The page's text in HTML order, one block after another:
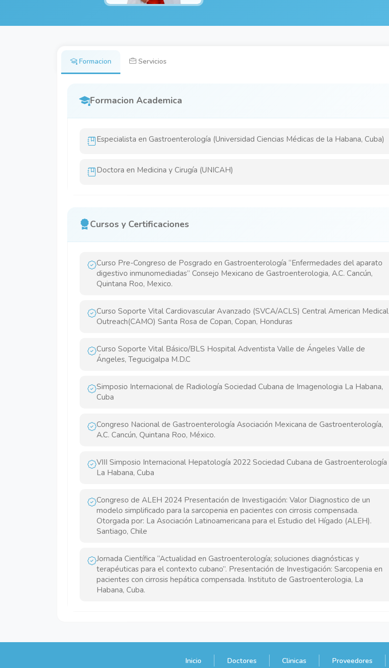
Formacion Servicios
Formacion Academica
Especialista en Gastroenterología (Universidad Ciencias Médicas de la Habana, Cuba)
Doctora en Medicina y Cirugía (UNICAH)
Cursos y Certificaciones
Curso Pre-Congreso de Posgrado en Gastroenterología “Enfermedades del aparato
digestivo inmunomediadas” Consejo Mexicano de Gastroenterologia, A.C. Cancún,
Quintana Roo, Mexico.
Curso Soporte Vital Cardiovascular Avanzado (SVCA/ACLS) Central American Medical
Outreach(CAMO) Santa Rosa de Copan, Copan, Honduras
Curso Soporte Vital Básico/BLS Hospital Adventista Valle de Ángeles Valle de
Ángeles, Tegucigalpa M.D.C
Simposio Internacional de Radiología Sociedad Cubana de Imagenologia La Habana,
Cuba
Congreso Nacional de Gastroenterología Asociación Mexicana de Gastroenterología,
A.C. Cancún, Quintana Roo, México.
VIII Simposio Internacional Hepatología 2022 Sociedad Cubana de Gastroenterología
La Habana, Cuba
Congreso de ALEH 2024 Presentación de Investigación: Valor Diagnostico de un
modelo simplificado para la sarcopenia en pacientes con cirrosis compensada.
Otorgada por: La Asociación Latinoamericana para el Estudio del Hígado (ALEH).
Santiago, Chile
Jornada Científica “Actualidad en Gastroenterología; soluciones diagnósticas y
terapéuticas para el contexto cubano”. Presentación de Investigación: Sarcopenia en
pacientes con cirrosis hepática compensada. Instituto de Gastroenterologia, La
Habana, Cuba.
Inicio Doctores Clinicas Proveedores